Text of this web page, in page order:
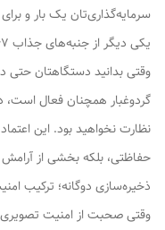
سرمایه‌گذاری‌تان یک بار و
یکی دیگر از جنبه‌های جذاب IP67، ایجاد
وقتی بدانید دستگاهتان حتی
گردوغبار همچنان فعال است،
نظارت نخواهید بود. این
حفاظتی، بلکه بخشی از
ذخیره‌سازی دوگانه؛ ترکیب
وقتی صحبت از امنیت